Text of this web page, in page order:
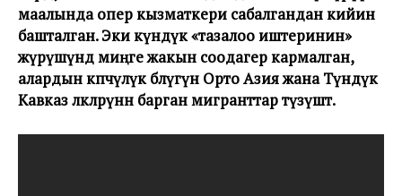
маалында опер кызматкери сабалгандан кийин
башталган.Эки күндүк«тазалоо иштеринин»
жүрүшүндө миңге жакын соодагер кармалган,
алардын көпчүлүк бөлүгүн Орто Азия жана Түндүк
Кавказ өлкөлөрүнөн барган мигранттар түзүшөт.